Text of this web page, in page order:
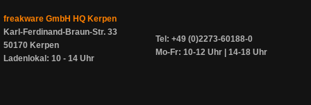
freakware GmbH HQ Kerpen
Karl-Ferdinand-Braun-Str. 33
50170 Kerpen
Ladenlokal: 10 - 14 Uhr
Tel: +49 (0)2273-60188-0
Mo-Fr: 10-12 Uhr | 14-18 Uhr